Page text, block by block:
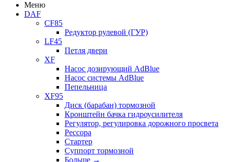
Меню
DAF
CF85
Редуктор рулевой (ГУР)
LF45
Петля двери
XF
Насос дозирующий AdBlue
Насос системы AdBlue
Пепельница
XF95
Диск (барабан) тормозной
Кронштейн бачка гидроусилителя
Регулятор, регулировка дорожного просвета
Рессора
Стартер
Суппорт тормозной
Больше →